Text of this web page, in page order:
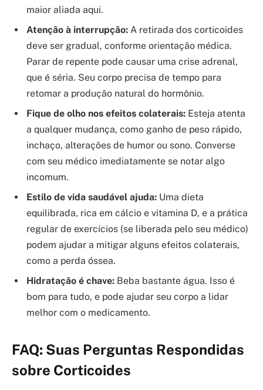
maior aliada aqui.
Atenção à interrupção: A retirada dos corticoides
deve ser gradual, conforme orientação médica.
Parar de repente pode causar uma crise adrenal,
que é séria. Seu corpo precisa de tempo para
retomar a produção natural do hormônio.
Fique de olho nos efeitos colaterais: Esteja atenta
a qualquer mudança, como ganho de peso rápido,
inchaço, alterações de humor ou sono. Converse
com seu médico imediatamente se notar algo
incomum.
Estilo de vida saudável ajuda: Uma dieta
equilibrada, rica em cálcio e vitamina D, e a prática
regular de exercícios (se liberada pelo seu médico)
podem ajudar a mitigar alguns efeitos colaterais,
como a perda óssea.
Hidratação é chave: Beba bastante água. Isso é
bom para tudo, e pode ajudar seu corpo a lidar
melhor com o medicamento.
FAQ: Suas Perguntas Respondidas
sobre Corticoides